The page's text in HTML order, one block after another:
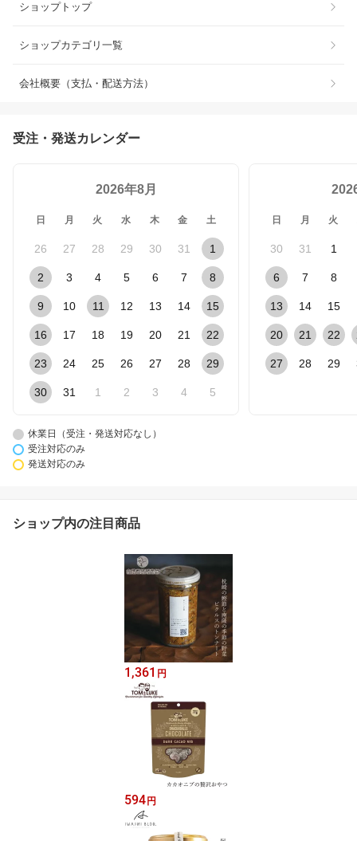
ショップトップ
ショップカテゴリ一覧
会社概要（支払・配送方法）
受注・発送カレンダー
2026年8月
日 月 火 水 木 金 土
26 27 28 29 30 31 1
2 3 4 5 6 7 8
9 10 11 12 13 14 15
16 17 18 19 20 21 22
23 24 25 26 27 28 29
30 31 1 2 3 4 5
日 月 火
30 31 1
6 7 8
13 14 15
20 21 22
27 28 29
休業日（受注・発送対応なし）
受注対応のみ
発送対応のみ
ショップ内の注目商品
1,361 円
594円